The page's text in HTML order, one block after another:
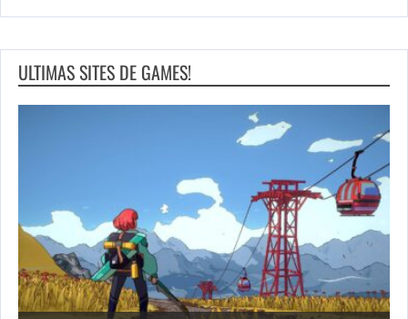
ULTIMAS SITES DE GAMES!